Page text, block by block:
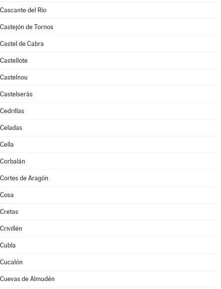
Cascante del Río
Castejón de Tornos
Castel de Cabra
Castellote
Castelnou
Castelserás
Cedrillas
Celadas
Cella
Corbalán
Cortes de Aragón
Cosa
Cretas
Crivillén
Cubla
Cucalón
Cuevas de Almudén